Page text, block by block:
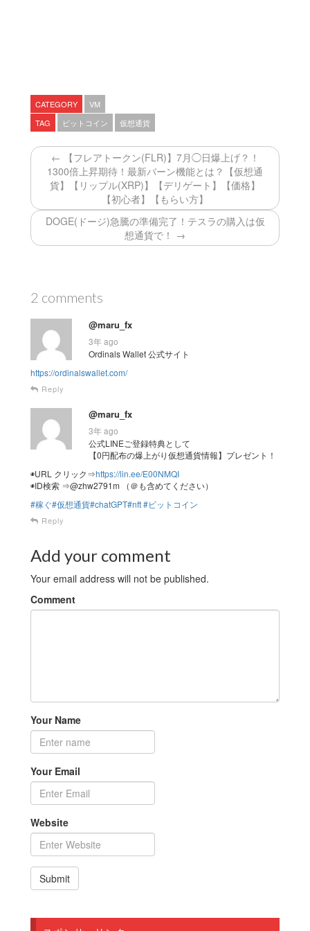
CATEGORY
VM
TAG
ビットコイン 仮想通貨
← 【フレアトークン(FLR)】7月◯日爆上げ？！
1300倍上昇期待！最新バーン機能とは？【仮想通
貨】【リップル(XRP)】【デリゲート】【価格】
【初心者】【もらい方】
DOGE(ドージ)急騰の準備完了！テスラの購入は仮
想通貨で！ →
2 comments
@maru_fx
3年 ago
Ordinals Wallet 公式サイト
https://ordinalswallet.com/
Reply
@maru_fx
3年 ago
公式LINEご登録特典として
【0円配布の爆上がり仮想通貨情報】プレゼント！
◉URL クリック⇒https://lin.ee/E00NMQI
◉ID検索 ⇒@zhw2791m （＠も含めてください）
#稼ぐ#仮想通貨#chatGPT#nft#ビットコイン
Reply
Add your comment
Your email address will not be published.
Comment
Your Name
Your Email
Website